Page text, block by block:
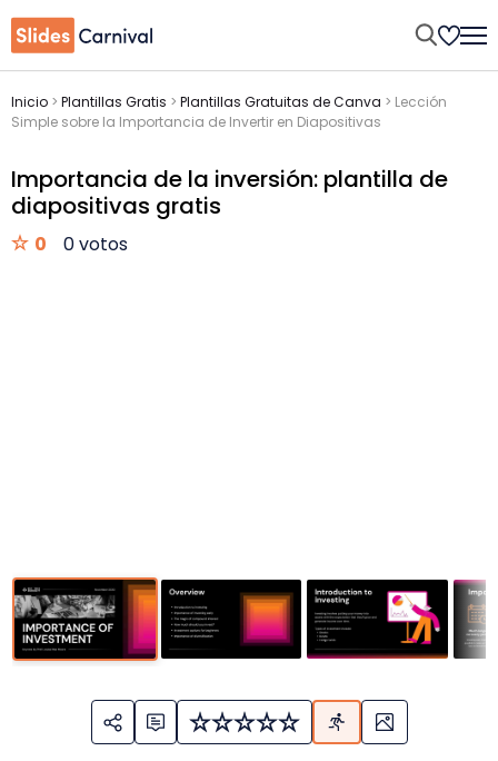
Inicio > Plantillas Gratis > Plantillas Gratuitas de Canva > Lección
Simple sobre la Importancia de Invertir en Diapositivas
Importancia de la inversión: plantilla de
diapositivas gratis
0 0 votos